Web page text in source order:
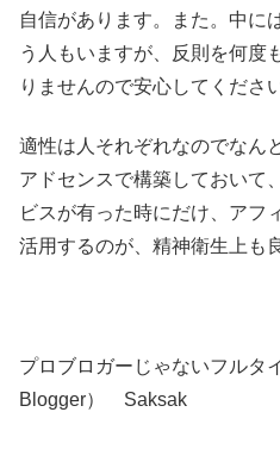
自信があります。また。中に
う人もいますが、反則を何度
りませんので安心してくださ
適性は人それぞれなのでなん
アドセンスで構築しておいて
ビスが有った時にだけ、アフ
活用するのが、精神衛生上も
プロブロガーじゃないフルタ
Blogger） Saksak